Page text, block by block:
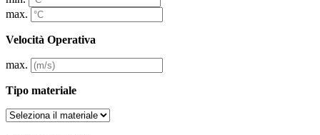
max.
Velocità Operativa
max.
Tipo materiale